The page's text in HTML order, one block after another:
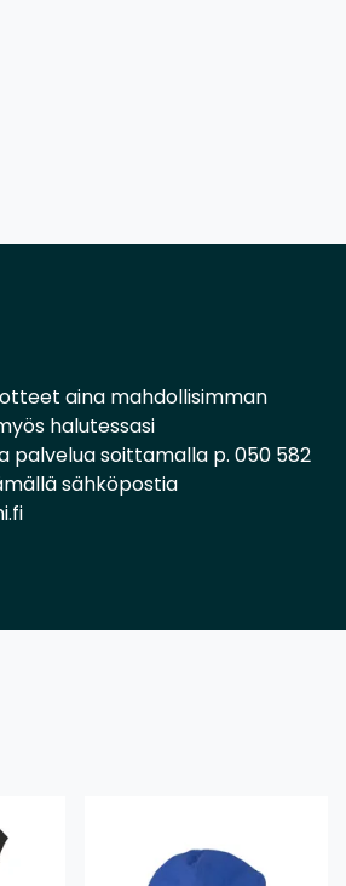
aina mahdollisimman
halutessasi
palvelua soittamalla p. 050 582
sähköpostia